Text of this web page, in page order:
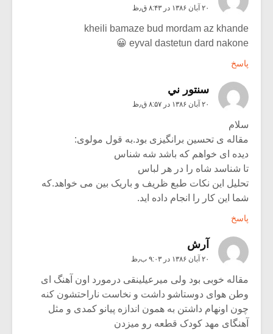
۲۰ آبان ۱۳۸۶ در ۸:۴۳ ق٫ظ
kheili bamaze bud mordam az khande
eyval dastetun dard nakone 😀
پاسخ
سنتور ني
۲۰ آبان ۱۳۸۶ در ۸:۵۷ ق٫ظ
سلام
مقاله ی تحسین برانگیزی بود.به قول مولوی:
دیده ای خواهم که باشد شه شناس
تا شناسد شاه را در هر لباس
تحلیل این نکات طبع ظریف و باریک بین می خواهد.که
شما این کار را انجام داده اید.
پاسخ
آرش
۲۰ آبان ۱۳۸۶ در ۹:۰۳ ب٫ظ
مقاله خوبی بود ولی میرعیلینقی درمورد اون آهنگ ای
وطن هوای دوستاشو داشت و نخاست ناراحتشون کنه
چون اونهام داشتن به همون اندازه پیانو کمدی و مثل
آهنگای مهد کودک قطعه رو میزدن